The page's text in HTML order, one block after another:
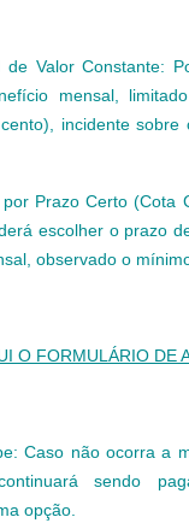
de Valor Constante:
mensal,
incidente sobre
Prazo Certo (Cota
escolher o prazo
observado o
O FORMULÁRIO DE
Caso não ocorra a
sendo
opção.